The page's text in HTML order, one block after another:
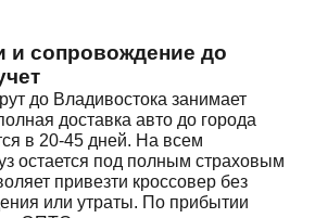
и сопровождение до
до Владивостока занимает
доставка авто до города
в 20-45 дней. На всем
остается под полным страховым
привезти кроссовер без
или утраты. По прибытии